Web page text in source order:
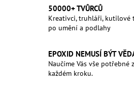
50000+ TVŮRCŮ
Kreativci, truhláři, kutilové
po umění a podlahy
EPOXID NEMUSÍ BÝT
Naučíme Vás vše potřebné
každém kroku.